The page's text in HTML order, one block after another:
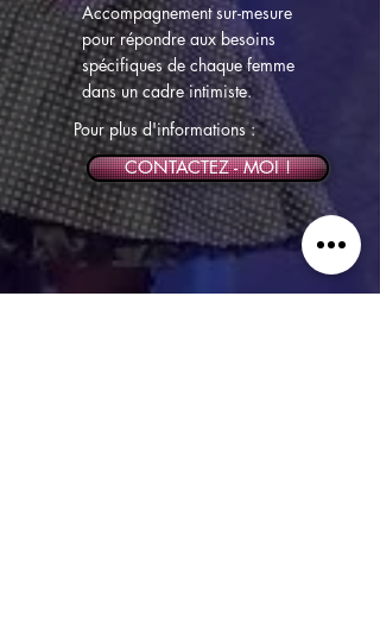
Accompagnement sur-mesure
pour répondre aux besoins
spécifiques de chaque femme
dans un cadreintimiste.
Pour plus d'informations :
CONTACTEZ - MOI !